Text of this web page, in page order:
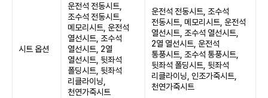
시트 옵션
운전석 전동시트,
조수석 전동시트,
메모리시트, 운전석
열선시트, 조수석
열선시트, 2열
열선시트, 뒷좌석
폴딩시트, 뒷좌석
리클라이닝,
천연가죽시트
운전석 전동시트, 조수석
전동시트, 메모리시트, 운전석
열선시트, 조수석 열선시트,
2열 열선시트, 운전석
통풍시트, 조수석 통풍시트,
뒷좌석 폴딩시트, 뒷좌석
리클라이닝, 인조가죽시트,
천연가죽시트